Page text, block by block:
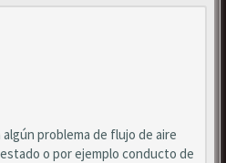
problema de flujo de aire
o por ejemplo conducto de